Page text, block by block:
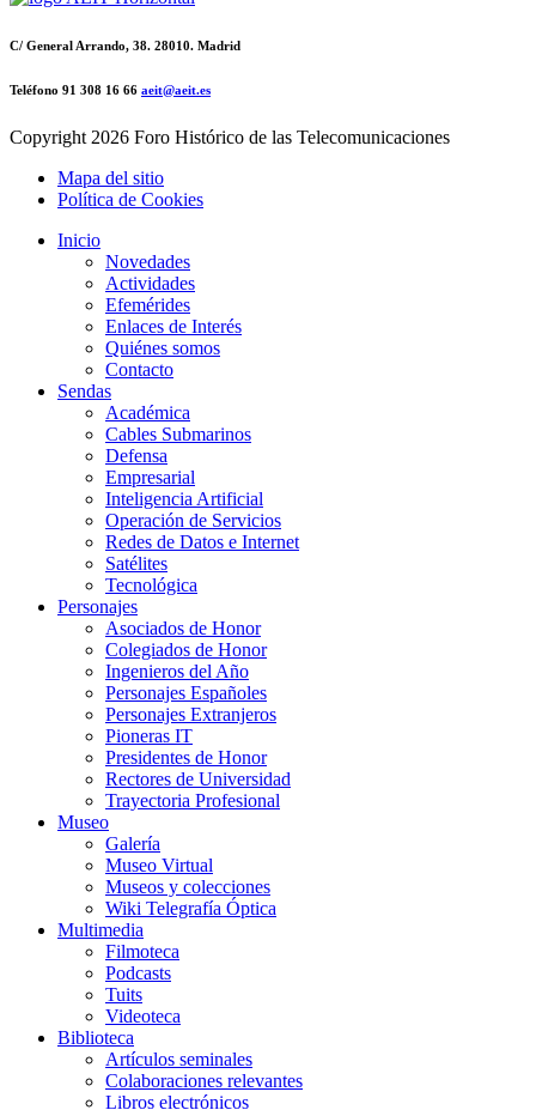
C/ General Arrando, 38. 28010. Madrid
Teléfono 91 308 16 66 aeit@aeit.es
Copyright 2026 Foro Histórico de las Telecomunicaciones
Mapa del sitio
Política de Cookies
Inicio
Novedades
Actividades
Efemérides
Enlaces de Interés
Quiénes somos
Contacto
Sendas
Académica
Cables Submarinos
Defensa
Empresarial
Inteligencia Artificial
Operación de Servicios
Redes de Datos e Internet
Satélites
Tecnológica
Personajes
Asociados de Honor
Colegiados de Honor
Ingenieros del Año
Personajes Españoles
Personajes Extranjeros
Pioneras IT
Presidentes de Honor
Rectores de Universidad
Trayectoria Profesional
Museo
Galería
Museo Virtual
Museos y colecciones
Wiki Telegrafía Óptica
Multimedia
Filmoteca
Podcasts
Tuits
Videoteca
Biblioteca
Artículos seminales
Colaboraciones relevantes
Libros electrónicos